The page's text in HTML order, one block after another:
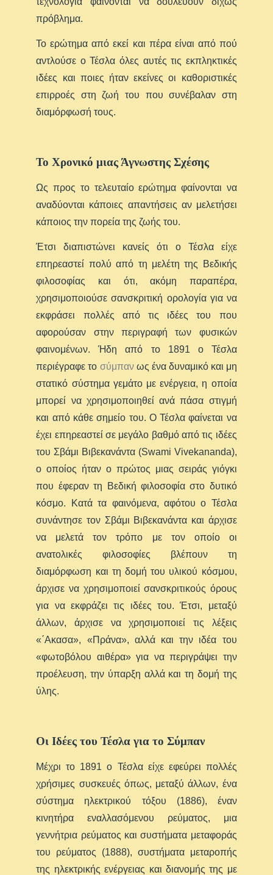
πρόβλημα.
Το ερώτημα από εκεί και πέρα είναι από πού
αντλούσε ο Τέσλα όλες αυτές τις εκπληκτικές
ιδέες και ποιες ήταν εκείνες οι καθοριστικές
επιρροές στη ζωή του που συνέβαλαν στη
διαμόρφωσή τους.
Το Χρονικό μιας Άγνωστης Σχέσης
Ως προς το τελευταίο ερώτημα φαίνονται να
αναδύονται κάποιες απαντήσεις αν μελετήσει
κάποιος την πορεία της ζωής του.
Έτσι διαπιστώνει κανείς ότι ο Τέσλα είχε
επηρεαστεί πολύ από τη μελέτη της Βεδικής
φιλοσοφίας και ότι, ακόμη παραπέρα,
χρησιμοποιούσε σανσκριτική ορολογία για να
εκφράσει πολλές από τις ιδέες του που
αφορούσαν στην περιγραφή των φυσικών
φαινομένων. Ήδη από το 1891 ο Τέσλα
περιέγραφε το σύμπαν ως ένα δυναμικό και μη
στατικό σύστημα γεμάτο με ενέργεια, η οποία
μπορεί να χρησιμοποιηθεί ανά πάσα στιγμή
και από κάθε σημείο του. Ο Τέσλα φαίνεται να
έχει επηρεαστεί σε μεγάλο βαθμό από τις ιδέες
του Σβάμι Βιβεκανάντα (Swami Vivekananda),
ο οποίος ήταν ο πρώτος μιας σειράς γιόγκι
που έφεραν τη Βεδική φιλοσοφία στο δυτικό
κόσμο. Κατά τα φαινόμενα, αφότου ο Τέσλα
συνάντησε τον Σβάμι Βιβεκανάντα και άρχισε
να μελετά τον τρόπο με τον οποίο οι
ανατολικές φιλοσοφίες βλέπουν τη
διαμόρφωση και τη δομή του υλικού κόσμου,
άρχισε να χρησιμοποιεί σανσκριτικούς όρους
για να εκφράζει τις ιδέες του. Έτσι, μεταξύ
άλλων, άρχισε να χρησιμοποιεί τις λέξεις
«΄Aκασα», «Πράνα», αλλά και την ιδέα του
«φωτοβόλου αιθέρα» για να περιγράψει την
προέλευση, την ύπαρξη αλλά και τη δομή της
ύλης.
Οι Ιδέες του Τέσλα για το Σύμπαν
Μέχρι το 1891 ο Τέσλα είχε εφεύρει πολλές
χρήσιμες συσκευές όπως, μεταξύ άλλων, ένα
σύστημα ηλεκτρικού τόξου (1886), έναν
κινητήρα εναλλασόμενου ρεύματος, μια
γεννήτρια ρεύματος και συστήματα μεταφοράς
του ρεύματος (1888), συστήματα μεταροπής
της ηλεκτρικής ενέργειας και διανομής της με